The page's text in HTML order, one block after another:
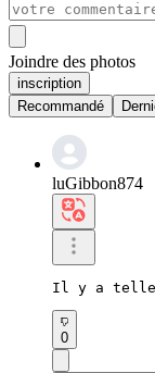
Joindre des photos
inscription
Recommandé
luGibbon874
Il y a
0